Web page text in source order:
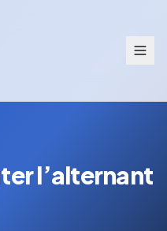
l’alternant